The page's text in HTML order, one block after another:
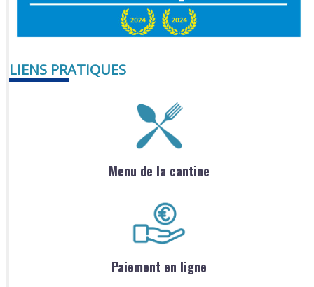
LIENS PRATIQUES
Menu de la cantine
Paiement en ligne